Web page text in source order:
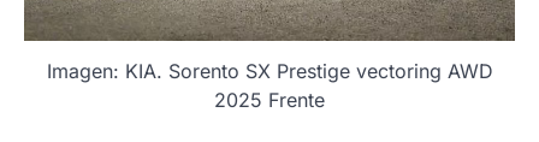
Imagen: KIA. Sorento SX Prestige vectoring AWD
2025 Frente